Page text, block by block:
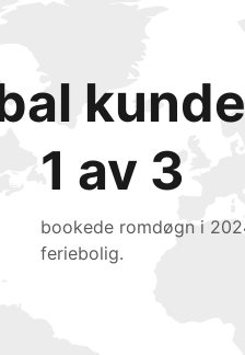
1 av 3
bookede romdøgn i
feriebolig.